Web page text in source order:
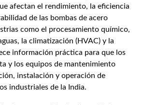
afectan el rendimiento, la eficiencia
de las bombas de acero
como el procesamiento químico,
la climatización (HVAC) y la
información práctica para que los
y los equipos de mantenimiento
instalación y operación de
industriales de la India.